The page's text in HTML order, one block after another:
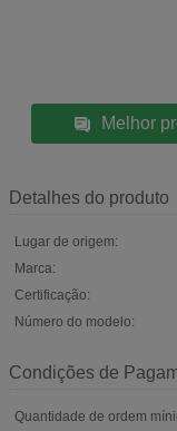
Melhor
Detalhes do produto
Lugar de origem:
Marca:
Certificação:
Número do modelo:
Condições de
Quantidade de ordem